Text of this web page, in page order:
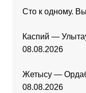
Сто к одному.
Каспий —
08.08.2026
Жетысу —
08.08.2026